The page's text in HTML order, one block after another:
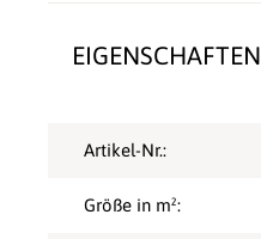
EIGENSCHAFTEN
Artikel-Nr.:
Größe in m²: